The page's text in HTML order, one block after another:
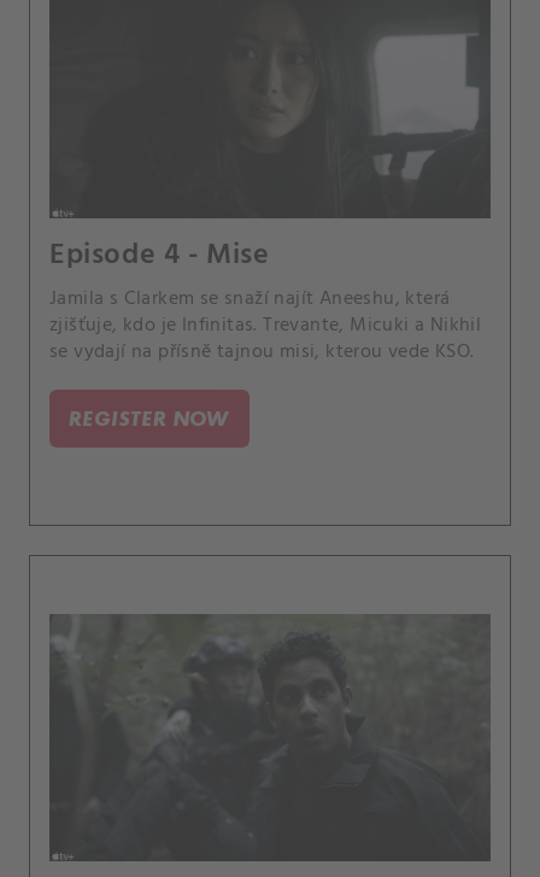
Episode 4 - Mise
Jamila s Clarkem se snaží najít Aneeshu, která
zjišťuje, kdo je Infinitas. Trevante, Micuki a Nikhil
se vydají na přísně tajnou misi, kterou vede KSO.
REGISTER NOW